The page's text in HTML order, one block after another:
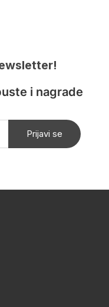
i nagrade
Prijavi se